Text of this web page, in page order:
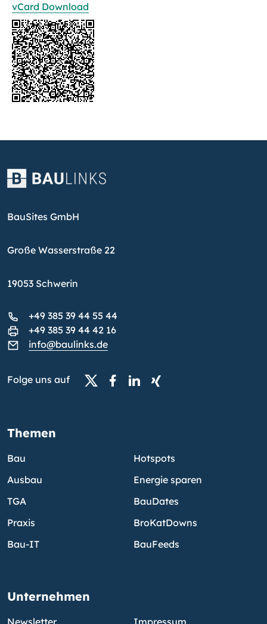
vCard Download
BauSites GmbH
Große Wasserstraße 22
19053 Schwerin
+49 385 39 44 55 44
+49 385 39 44 42 16
info@baulinks.de
Folge uns auf
Themen
Bau
Ausbau
TGA
Praxis
Bau-IT
Hotspots
Energie sparen
BauDates
BroKatDowns
BauFeeds
Unternehmen
Newsletter Impressum